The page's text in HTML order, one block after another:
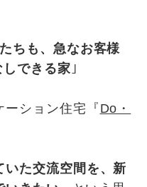
ちも、急なお客様
できる家 ｣
ーション住宅『 Do・
いた交流空間を、新